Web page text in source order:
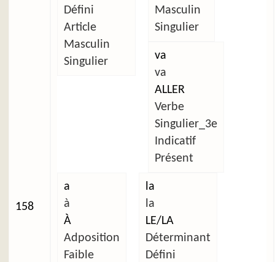
158
Défini
Article
Masculin
Singulier
Masculin
Singulier
va
va
ALLER
Verbe
Singulier_3e
Indicatif
Présent
a
à
À
Adposition
Faible
la
la
LE/LA
Déterminant
Défini